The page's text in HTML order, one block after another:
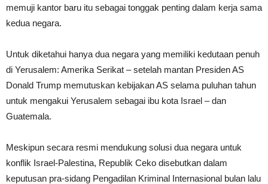
memuji kantor baru itu sebagai tonggak penting dalam kerja sama
kedua negara.
Untuk diketahui hanya dua negara yang memiliki kedutaan penuh
di Yerusalem: Amerika Serikat – setelah mantan Presiden AS
Donald Trump memutuskan kebijakan AS selama puluhan tahun
untuk mengakui Yerusalem sebagai ibu kota Israel – dan
Guatemala.
Meskipun secara resmi mendukung solusi dua negara untuk
konflik Israel-Palestina, Republik Ceko disebutkan dalam
keputusan pra-sidang Pengadilan Kriminal Internasional bulan lalu